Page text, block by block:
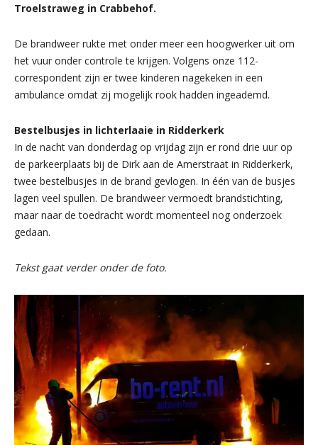
Troelstraweg in Crabbehof.
De brandweer rukte met onder meer een hoogwerker uit om
het vuur onder controle te krijgen. Volgens onze 112-
correspondent zijn er twee kinderen nagekeken in een
ambulance omdat zij mogelijk rook hadden ingeademd.
Bestelbusjes in lichterlaaie in Ridderkerk
In de nacht van donderdag op vrijdag zijn er rond drie uur op
de parkeerplaats bij de Dirk aan de Amerstraat in Ridderkerk,
twee bestelbusjes in de brand gevlogen. In één van de busjes
lagen veel spullen. De brandweer vermoedt brandstichting,
maar naar de toedracht wordt momenteel nog onderzoek
gedaan.
Tekst gaat verder onder de foto.